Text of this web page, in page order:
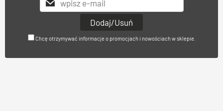
Chcę otrzymywać informacje o promocjach i nowościach w sklepie.